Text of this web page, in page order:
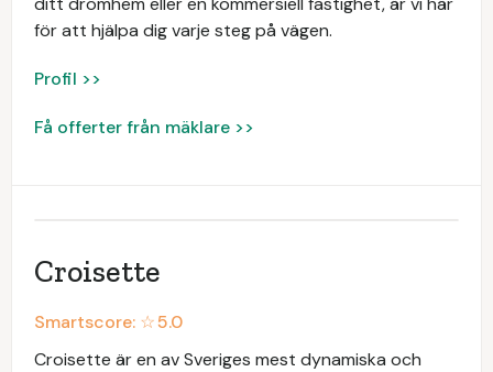
för att hjälpa dig varje steg på vägen.
Profil >>
Få offerter från mäklare >>
Croisette
Smartscore: ☆5.0
Croisette är en av Sveriges mest dynamiska och